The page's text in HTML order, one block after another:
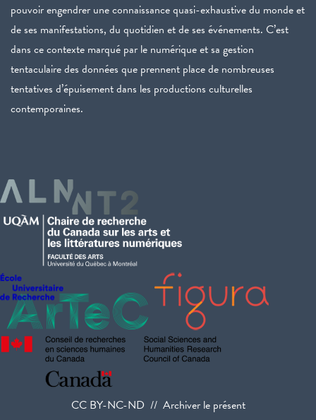
pouvoir engendrer une connaissance quasi-exhaustive du monde et
de ses manifestations, du quotidien et de ses événements. C’est
dans ce contexte marqué par le numérique et sa gestion
tentaculaire des données que prennent place de nombreuses
tentatives d’épuisement dans les productions culturelles
contemporaines.
CC BY-NC-ND // Archiver le présent